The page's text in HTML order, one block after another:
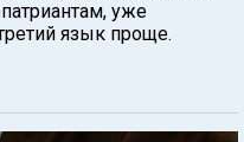
уже
язык проще.